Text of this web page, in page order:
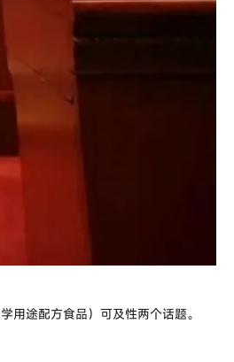
学用途配方食品）可及性两个话题。